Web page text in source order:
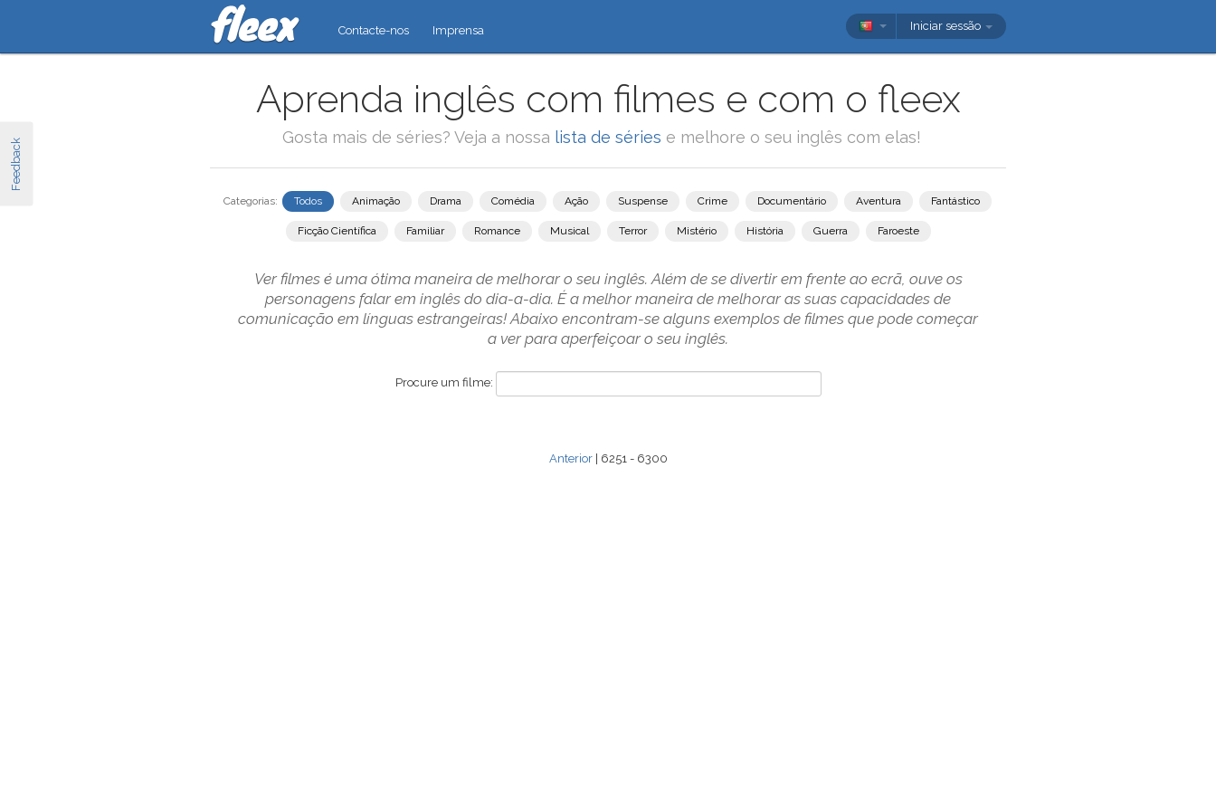
Feedback
Contacte-nos Imprensa Iniciar sessão
Aprenda inglês com filmes e com o fleex
Gosta mais de séries? Veja a nossa lista de séries e melhore o seu inglês com elas!
Categorias: Todos Animação Drama Comédia Ação Suspense Crime Documentário Aventura Fantástico
Ficção Científica Familiar Romance Musical Terror Mistério História Guerra Faroeste
Ver filmes é uma ótima maneira de melhorar o seu inglês. Além de se divertir em frente ao ecrã, ouve os
personagens falar em inglês do dia-a-dia. É a melhor maneira de melhorar as suas capacidades de
comunicação em línguas estrangeiras! Abaixo encontram-se alguns exemplos de filmes que pode começar
a ver para aperfeiçoar o seu inglês.
Procure um filme:
Anterior| 6251 - 6300